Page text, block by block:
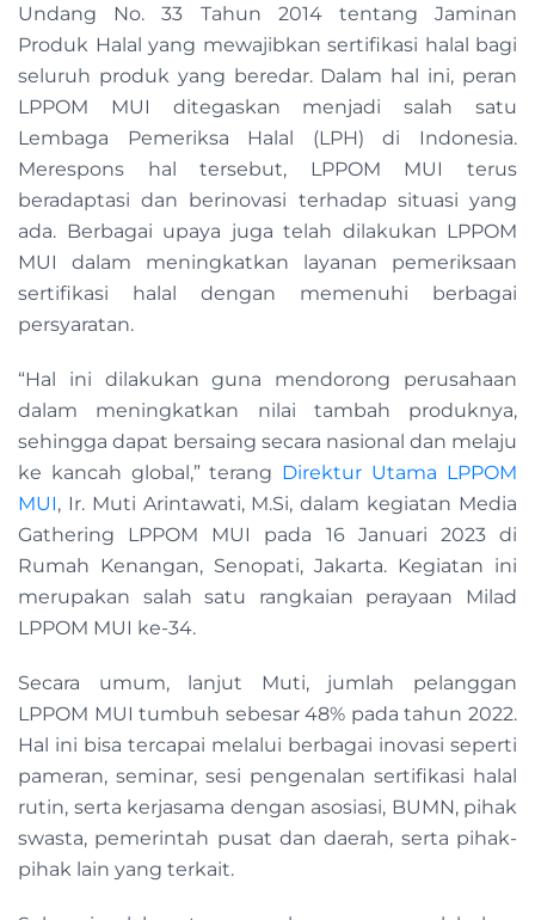
Undang No. 33 Tahun 2014 tentang Jaminan
Produk Halal yang mewajibkan sertifikasi halal bagi
seluruh produk yang beredar. Dalam hal ini, peran
LPPOM MUI ditegaskan menjadi salah satu
Lembaga Pemeriksa Halal (LPH) di Indonesia.
Merespons hal tersebut, LPPOM MUI terus
beradaptasi dan berinovasi terhadap situasi yang
ada. Berbagai upaya juga telah dilakukan LPPOM
MUI dalam meningkatkan layanan pemeriksaan
sertifikasi halal dengan memenuhi berbagai
persyaratan.
“Hal ini dilakukan guna mendorong perusahaan
dalam meningkatkan nilai tambah produknya,
sehingga dapat bersaing secara nasional dan melaju
ke kancah global,” terang Direktur Utama LPPOM
MUI, Ir. Muti Arintawati, M.Si, dalam kegiatan Media
Gathering LPPOM MUI pada 16 Januari 2023 di
Rumah Kenangan, Senopati, Jakarta. Kegiatan ini
merupakan salah satu rangkaian perayaan Milad
LPPOM MUI ke-34.
Secara umum, lanjut Muti, jumlah pelanggan
LPPOM MUI tumbuh sebesar 48% pada tahun 2022.
Hal ini bisa tercapai melalui berbagai inovasi seperti
pameran, seminar, sesi pengenalan sertifikasi halal
rutin, serta kerjasama dengan asosiasi, BUMN, pihak
swasta, pemerintah pusat dan daerah, serta pihak-
pihak lain yang terkait.